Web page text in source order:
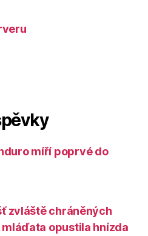
míří poprvé do
zvláště chráněných
opustila hnízda